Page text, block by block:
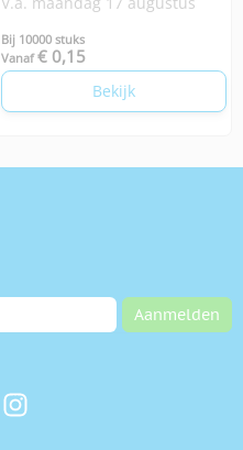
Bij 10000 stuks
Vanaf € 0,15
Bekijk
Aanmelden